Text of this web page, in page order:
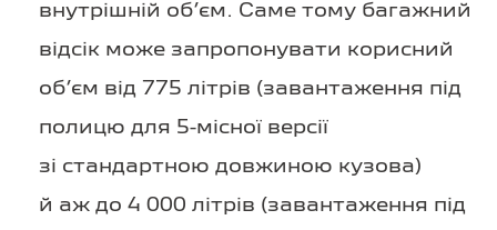
внутрішній об’єм. Саме тому багажний
відсік може запропонувати корисний
об’єм від 775 літрів (завантаження під
полицю для 5-місної версії
зі стандартною довжиною кузова)
й аж до 4 000 літрів (завантаження під